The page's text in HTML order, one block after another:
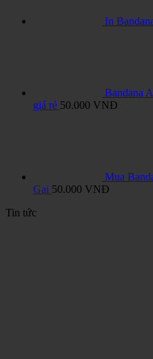
In
Bandana
giá rẻ 50.000 VNĐ
Mua
Gai 50.000 VNĐ
Tin tức